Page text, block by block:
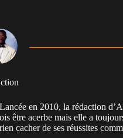
en 2010, la rédaction
être acerbe mais elle a
cacher de ses réussites